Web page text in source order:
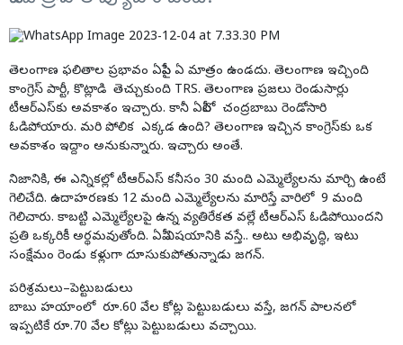
తెలంగాణ ఫలితాల ప్రభావం ఏపీపై ఏ మాత్రం ఉండదు. తెలంగాణ ఇచ్చింది
కాంగ్రెస్‌ పార్టీ, కొట్లాడి తెచ్చుకుంది TRS. తెలంగాణ ప్రజలు రెండుసార్లు
టీఆర్‌ఎస్‌కు అవకాశం ఇచ్చారు. కానీ ఏపీలో చంద్రబాబు రెండోసారి
ఓడిపోయారు. మరి పోలిక ఎక్కడ ఉంది? తెలంగాణ ఇచ్చిన కాంగ్రెస్‌కు ఒక
అవకాశం ఇద్దాం అనుకున్నారు. ఇచ్చారు అంతే.
నిజానికి, ఈ ఎన్నికల్లో టీఆర్‌ఎస్‌ కనీసం 30 మంది ఎమ్మెల్యేలను మార్చి ఉంటే
గెలిచేది. ఉదాహరణకు 12 మంది ఎమ్మెల్యేలను మారిస్తే వారిలో 9 మంది
గెలిచారు. కాబట్టి ఎమ్మెల్యేలపై ఉన్న వ్యతిరేకత వల్లే టీఆర్‌ఎస్‌ ఓడిపోయిందని
ప్రతి ఒక్కరికీ అర్థమవుతోంది. ఏపీ విషయానికి వస్తే.. అటు అభివృద్ధి, ఇటు
సంక్షేమం రెండు కళ్లుగా దూసుకుపోతున్నాడు జగన్‌.
పరిశ్రమలు–పెట్టుబడులు
బాబు హయాంలో రూ.60 వేల కోట్ల పెట్టుబడులు వస్తే, జగన్‌ పాలనలో
ఇప్పటికే రూ.70 వేల కోట్లు పెట్టుబడులు వచ్చాయి.